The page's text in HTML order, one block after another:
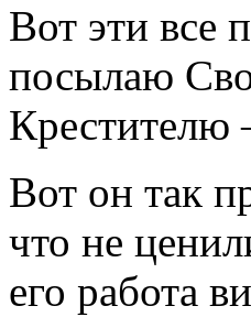
Вот эти все
посылаю
Крестителю
Вот он так
что не
его работа